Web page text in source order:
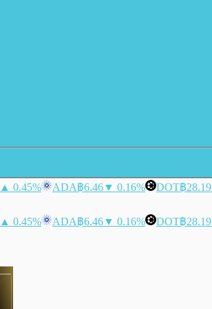
▲ 0.45% ADA฿6.46▼ 0.16% DOT฿28.19
▲ 0.45% ADA฿6.46▼ 0.16% DOT฿28.19